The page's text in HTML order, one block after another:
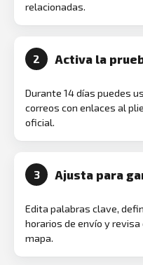
relacionadas.
2 Activa la
Durante 14 días puedes
correos con enlaces al
oficial.
3 Ajusta para
Edita palabras clave,
horarios de envío y
mapa.